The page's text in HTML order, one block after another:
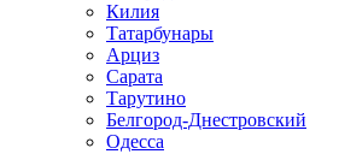
Килия
Татарбунары
Арциз
Сарата
Тарутино
Белгород-Днестровский
Одесса